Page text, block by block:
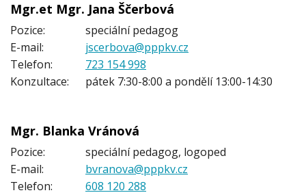
Mgr.et Mgr. Jana Ščerbová
Pozice:
speciální pedagog
E-mail:
jscerbova@pppkv.cz
Telefon:
723 154 998
Konzultace:
pátek 7:30-8:00 a pondělí 13:00-14:30
Mgr. Blanka Vránová
Pozice:
speciální pedagog, logoped
E-mail:
bvranova@pppkv.cz
Telefon:
608 120 288